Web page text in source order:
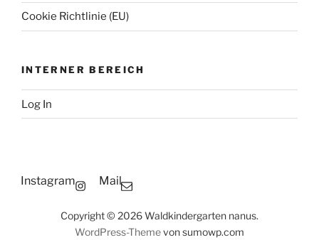
Cookie Richtlinie (EU)
INTERNER BEREICH
Log In
Instagram Mail
Copyright © 2026 Waldkindergarten nanus.
WordPress-Themevon sumowp.com